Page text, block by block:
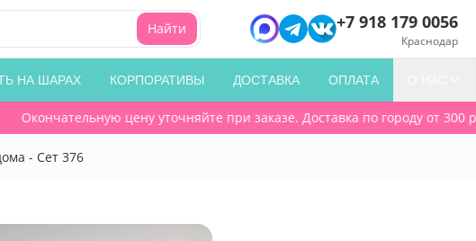
Найти +7 918 179 0056
Краснодар
НА ШАРАХ КОРПОРАТИВЫ ДОСТАВКА ОПЛАТА
Окончательную цену уточняйте при заказе. Доставка по городу от 300
- Сет 376